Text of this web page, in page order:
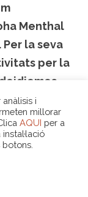
Menthal
la seva
per la
i
i
millorar
AQUI per a